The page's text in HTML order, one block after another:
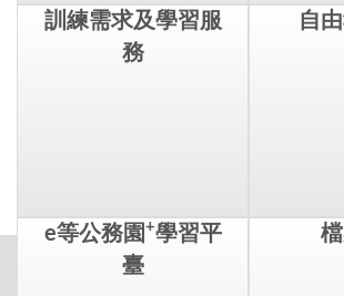
訓練需求及學習服
務
自
e等公務園 +學習平
臺